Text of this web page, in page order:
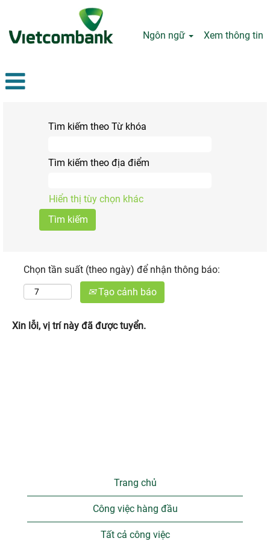
Ngôn ngữ Xem thông tin
Tìm kiếm theo Từ khóa
Tìm kiếm theo địa điểm
Hiển thị tùy chọn khác
Chọn tần suất (theo ngày) để nhận thông báo:
Tạo cảnh báo
Xin lỗi, vị trí này đã được tuyển.
Trang chủ
Công việc hàng đầu
Tất cả công việc